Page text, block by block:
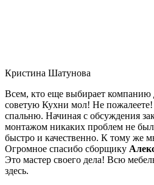
Кристина Шатунова
Всем, кто еще выбирает компанию
советую Кухни мол! Не
спальню. Начиная с обсуждения
монтажом никаких проблем не
быстро и качественно. К тому же
Огромное спасибо сборщику
Это мастер своего дела! Всю
здесь.